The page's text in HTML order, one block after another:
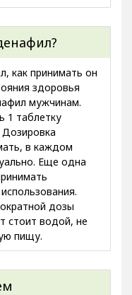
как принимать он
здоровья
мужчинам.
1 таблетку
Дозировка
в каждом
Еще одна
дозы
стоит водой, не
пищу.